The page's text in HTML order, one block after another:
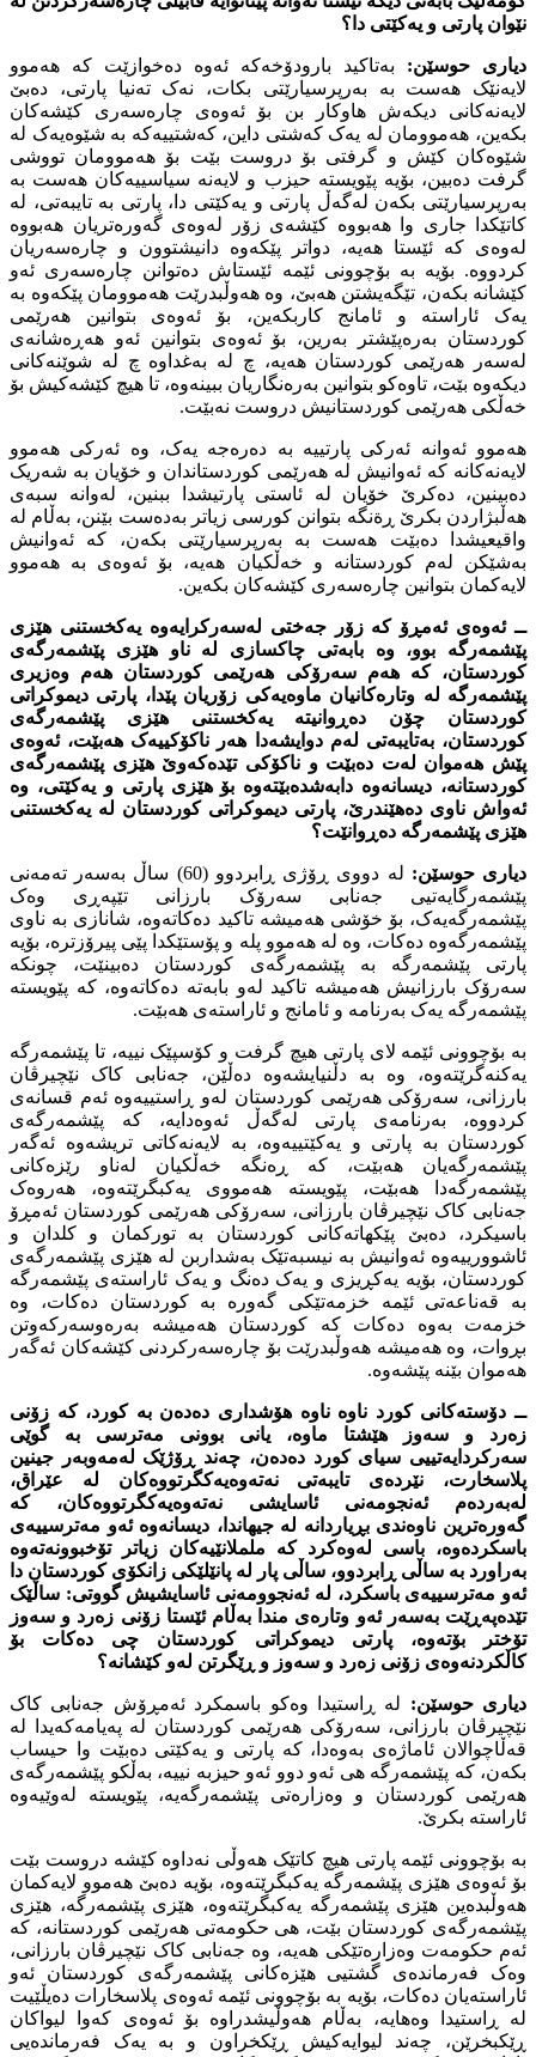
نێوان پارتى و یەکێتى دا؟
دیارى حوسێن: بەتاکید بارودۆخەکە ئەوە دەخوازێت کە هەموو
لایەنێک هەست بە بەرپرسیارێتى بکات، نەک تەنیا پارتى، دەبێ
لایەنەکانى دیکەش هاوکار بن بۆ ئەوەى چارەسەرى کێشەکان
بکەین، هەموومان لە یەک کەشتى داین، کەشتییەکە بە شێوەیەک لە
شێوەکان کێش و گرفتى بۆ دروست بێت بۆ هەموومان تووشى
گرفت دەبین، بۆیە پێویستە حیزب و لایەنە سیاسییەکان هەست بە
بەرپرسیارێتى بکەن لەگەڵ پارتى و یەکێتى دا، پارتى بە تایبەتى، لە
کاتێکدا جارى وا هەبووە کێشەى زۆر لەوەى گەورەتریان هەبووە
لەوەى کە ئێستا هەیە، دواتر پێکەوە دانیشتوون و چارەسەریان
کردووە. بۆیە بە بۆچوونى ئێمە ئێستاش دەتوانن چارەسەرى ئەو
کێشانە بکەن، تێگەیشتن هەبێ، وە هەوڵبدرێت هەموومان پێکەوە بە
یەک ئاراستە و ئامانج کاربکەین، بۆ ئەوەى بتوانین هەرێمى
کوردستان بەرەپێشتر بەرین، بۆ ئەوەى بتوانین ئەو هەڕەشانەى
لەسەر هەرێمى کوردستان هەیە، چ لە بەغداوە چ لە شوێنەکانى
دیکەوە بێت، تاوەکو بتوانین بەرەنگاریان ببینەوە، تا هیچ کێشەکیش بۆ
خەڵکى هەرێمى کوردستانیش دروست نەبێت.
هەموو ئەوانە ئەرکى پارتییە بە دەرەجە یەک، وە ئەرکى هەموو
لایەنەکانە کە ئەوانیش لە هەرێمى کوردستاندان و خۆیان بە شەریک
دەبینین، دەکرێ خۆیان لە ئاستى پارتیشدا ببنین، لەوانە سبەى
هەڵبژاردن بکرێ ڕةنگە بتوانن کورسى زیاتر بەدەست بێنن، بەڵام لە
واقیعیشدا دەبێت هەست بە بەرپرسیارێتى بکەن، کە ئەوانیش
بەشێکن لەم کوردستانە و خەڵکیان هەیە، بۆ ئەوەى بە هەموو
لایەکمان بتوانین چارەسەرى کێشەکان بکەین.
ــ ئەوەى ئەمڕۆ کە زۆر جەختى لەسەرکرایەوە یەکخستنى هێزى
پێشمەرگە بوو، وە بابەتى چاکسازى لە ناو هێزى پێشمەرگەى
کوردستان، کە هەم سەرۆکى هەرێمى کوردستان هەم وەزیرى
پێشمەرگە لە وتارەکانیان ماوەیەکى زۆریان پێدا، پارتى دیموکراتى
کوردستان چۆن دەڕوانیتە یەکخستنى هێزى پێشمەرگەى
کوردستان، بەتایبەتى لەم دوایشەدا هەر ناکۆکییەک هەبێت، ئەوەى
پێش هەموان لەت دەبێت و ناکۆکى تێدەکەوێ هێزى پێشمەرگەى
کوردستانە، دیسانەوە دابەشدەبێتەوە بۆ هێزى پارتى و یەکێتى، وە
ئەواش ناوى دەهێندرێ، پارتى دیموکراتى کوردستان لە یەکخستنى
هێزى پێشمەرگە دەڕوانێت؟
دیارى حوسێن:
لە دووى ڕۆژى ڕابردوو (60) ساڵ بەسەر تەمەنى
پێشمەرگایەتیى جەنابى سەرۆک بارزانى تێپەڕى وەک
پێشمەرگەیەک، بۆ خۆشى هەمیشە تاکید دەکاتەوە، شانازى بە ناوى
پێشمەرگەوە دەکات، وە لە هەموو پلە و پۆستێکدا پێى پیرۆزترە، بۆیە
پارتى پێشمەرگە بە پێشمەرگەى کوردستان دەبینێت، چونکە
سەرۆک بارزانیش هەمیشە تاکید لەو بابەتە دەکاتەوە، کە پێویستە
پێشمەرگە یەک بەرنامە و ئامانج و ئاراستەى هەبێت.
بە بۆچوونى ئێمە لاى پارتى هیچ گرفت و کۆسپێک نییە، تا پێشمەرگە
یەکنەگرێتەوە، وە بە دڵنیایشەوە دەڵێن، جەنابى کاک نێچیرڤان
بارزانى، سەرۆکى هەرێمى کوردستان لەو ڕاستییەوە ئەم قسانەى
کردووە، بەرنامەى پارتى لەگەڵ ئەوەدایە، کە پێشمەرگەى
کوردستان بە پارتى و یەکێتییەوە، بە لایەنەکاتى تریشەوە ئەگەر
پێشمەرگەیان هەبێت، کە ڕەنگە خەڵکیان لەناو رێزەکانى
پێشمەرگەدا هەبێت، پێویستە هەمووى یەکبگرێتەوە، هەروەک
جەنابى کاک نێچیرڤان بارزانى، سەرۆکى هەرێمى کوردستان ئەمڕۆ
باسیکرد، دەبێ پێکهاتەکانى کوردستان بە تورکمان و کلدان و
ئاشوورییەوە ئەوانیش بە نیسبەتێک بەشداربن لە هێزى پێشمەرگەى
کوردستان، بۆیە یەکڕیزى و یەک دەنگ و یەک ئاراستەى پێشمەرگە
بە قەناعەتى ئێمە خزمەتێکى گەورە بە کوردستان دەکات، وە
خزمەت بەوە دەکات کە کوردستان هەمیشە بەرەوسەرکەوتن
بڕوات، وە هەمیشە هەوڵبدرێت بۆ چارەسەرکردنى کێشەکان ئەگەر
هەموان بێنە پێشەوە.
ــ دۆستەکانى کورد ناوە ناوە هۆشدارى دەدەن بە کورد، کە زۆنى
زەرد و سەوز هێشتا ماوە، یانى بوونى مەترسى بە گوێى
سەرکردایەتییى سیاى کورد دەدەن، چەند ڕۆژێک لەمەوبەر جینین
پلاسخارت، نێردەى تایبەتى نەتەوەیەکگرتووەکان لە عێراق،
لەبەردەم ئەنجومەنى ئاسایشى نەتەوەیەکگرتووەکان، کە
گەورەترین ناوەندى بڕیاردانە لە جیهاندا، دیسانەوە ئەو مەترسییەى
باسکردەوە، باسى لەوەکرد کە ململانێیەکان زیاتر تۆخبوونەتەوە
بەراورد بە ساڵى ڕابردوو، ساڵى پار لە پانێلێکى زانکۆى کوردستان دا
ئەو مەترسییەى باسکرد، لە ئەنجوومەنى ئاسایشیش گووتى: ساڵێک
تێدەپەڕێت بەسەر ئەو وتارەى مندا بەڵام ئێستا زۆنى زەرد و سەوز
تۆختر بۆتەوە، پارتى دیموکراتى کوردستان چى دەکات بۆ
کاڵکردنەوەى زۆنى زەرد و سەوز و ڕێگرتن لەو کێشانە؟
دیارى حوسێن: لە ڕاستیدا وەکو باسمکرد ئەمڕۆش جەنابى کاک
نێچیرڤان بارزانى، سەرۆکى هەرێمى کوردستان لە پەیامەکەیدا لە
قەڵاچوالان ئاماژەى بەوەدا، کە پارتى و یەکێتى دەبێت وا حیساب
بکەن، کە پێشمەرگە هى ئەو دوو ئەو حیزبە نییە، بەڵکو پێشمەرگەى
هەرێمى کوردستان و وەزارەتى پێشمەرگەیە، پێویستە لەوێیەوە
ئاراستە بکرێ.
بە بۆچوونى ئێمە پارتى هیچ کاتێک هەوڵى نەداوە کێشە دروست بێت
بۆ ئەوەى هێزى پێشمەرگە یەکبگرێتەوە، بۆیە دەبێ هەموو لایەکمان
هەوڵبدەین هێزى پێشمەرگە یەکبگرێتەوە، هێزى پێشمەرگە، هێزى
پێشمەرگەى کوردستان بێت، هى حکومەتى هەرێمى کوردستانە، کە
ئەم حکومەت وەزارەتێکى هەیە، وە جەنابى کاک نێچیرڤان بارزانى،
وەک فەرماندەى گشتیى هێزەکانى پێشمەرگەى کوردستان ئەو
ئاراستەیان دەکات، بۆیە بە بۆچوونى ئێمە ئەوەى پلاسخارات دەیڵێیت
لە ڕاستیدا وەهایە، بەڵام هەوڵیشدراوە بۆ ئەوەى کەوا لیواکان
ڕێکبخرێن، چەند لیوایەکیش ڕێکخراون و بە یەک فەرماندەیى